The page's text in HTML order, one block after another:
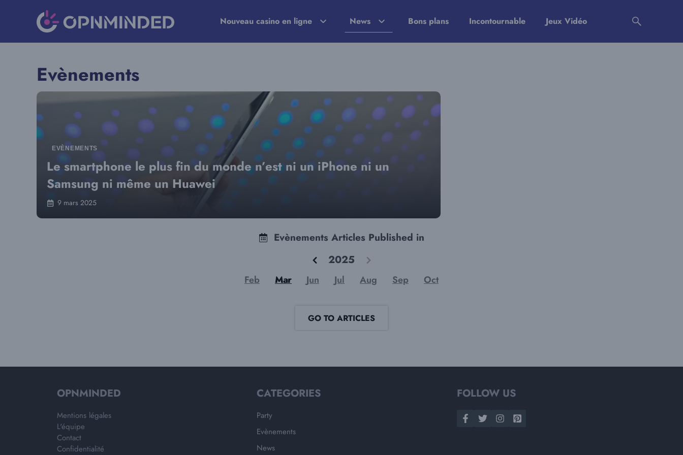
Nouveau casino en ligne News Bons plans Incontournable Jeux Vidéo
Evènements
EVÈNEMENTS
Le smartphone le plus fin du monde n’est ni un iPhone ni un
Samsung ni même un Huawei
9 mars 2025
Evènements Articles Published in
2025
Feb Mar Jun Jul Aug Sep Oct
GO TO ARTICLES
OPNMINDED
Mentions légales
L'équipe
Contact
Confidentialité
CATEGORIES
Party
Evènements
News
FOLLOW US